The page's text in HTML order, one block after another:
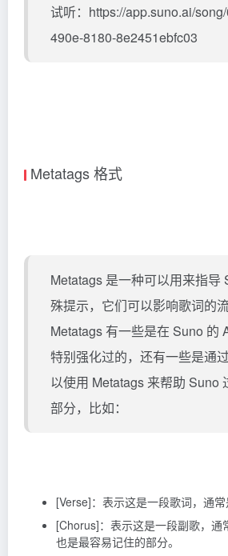
试听：https://app.suno.ai/
490e-8180-8e2451ebfc03
Metatags 格式
Metatags 是一种可以用来指导
殊提示，它们可以影响歌词的
Metatags 有一些是在 Suno 的
特别强化过的，还有一些是通
以使用 Metatags 来帮助 Suno
部分，比如：
[Verse]：表示这是一段歌词，通常
[Chorus]：表示这是一段副歌，通
也是最容易记住的部分。